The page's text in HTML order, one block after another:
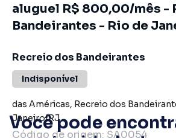
Você pode
aluguel R$ 800,00/mês -
Bandeirantes - Rio de
Recreio dos Bandeirantes
Indisponível
das Américas, Recreio dos
Janeiro/RJ
Código de origem: SA0054